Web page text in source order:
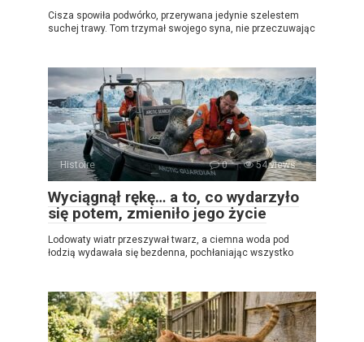
Cisza spowiła podwórko, przerywana jedynie szelestem
suchej trawy. Tom trzymał swojego syna, nie przeczuwając
Histoire 0 54 views
Wyciągnął rękę… a to, co wydarzyło
się potem, zmieniło jego życie
Lodowaty wiatr przeszywał twarz, a ciemna woda pod
łodzią wydawała się bezdenna, pochłaniając wszystko